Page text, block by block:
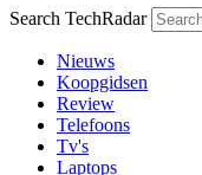
Search TechRadar
Nieuws
Koopgidsen
Review
Telefoons
Tv's
Laptops